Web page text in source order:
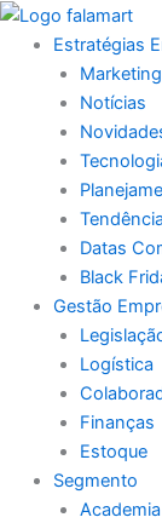
Ir
para
conteúdo
Estratégias
Marketing
Notícias
Datas
Black
Gestão
Logística
Finanças
Estoque
Segmento
Academia